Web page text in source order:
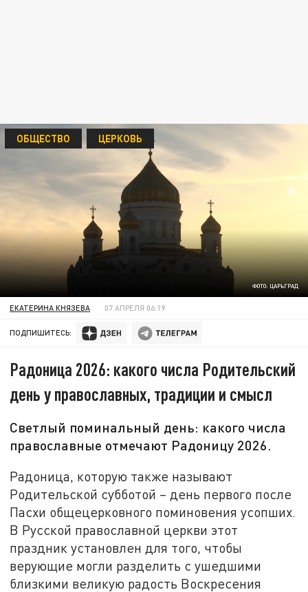
ФОТО: ЦАРЬГРАД
ОБЩЕСТВО ЦЕРКОВЬ
ЕКАТЕРИНА КНЯЗЕВА 07 АПРЕЛЯ 06:19
ПОДПИШИТЕСЬ:
Радоница 2026: какого числа Родительский
день у православных, традиции и смысл
Светлый поминальный день: какого числа
православные отмечают Радоницу 2026.
Радоница, которую также называют
Родительской субботой – день первого после
Пасхи общецерковного поминовения усопших.
В Русской православной церкви этот
праздник установлен для того, чтобы
верующие могли разделить с ушедшими
близкими великую радость Воскресения